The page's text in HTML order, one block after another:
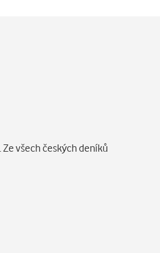
všech českých deníků